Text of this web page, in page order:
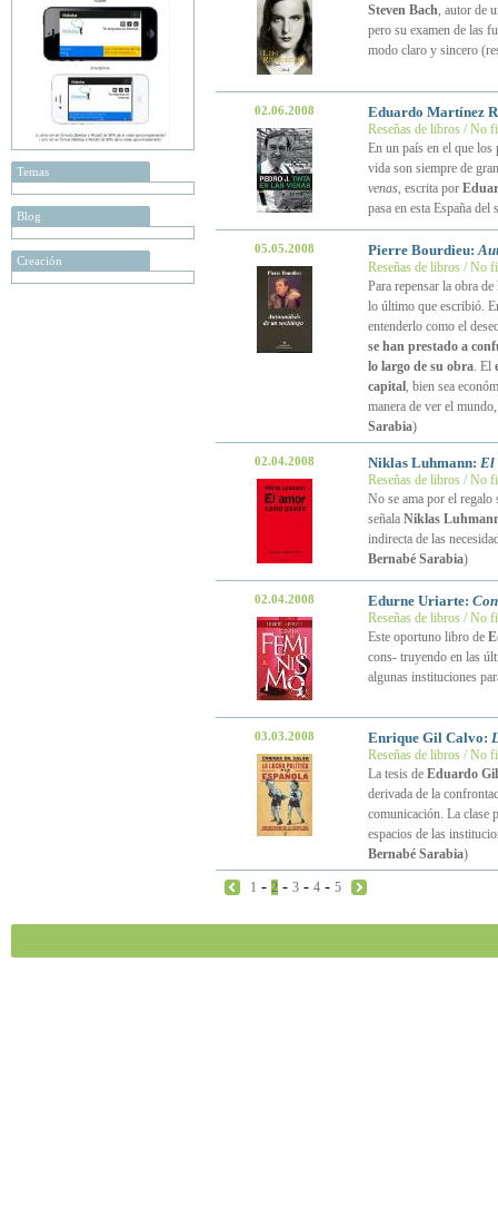
Temas
Blog
Creación
Steven Bach, autor de
pero su examen de las
modo claro y sincero
02.06.2008 Eduardo Martínez
Reseñas de libros / No
En un país en el que los
vida son siempre de
venas, escrita por
pasa en esta España
05.05.2008 Pierre Bourdieu:
Reseñas de libros / No
Para repensar la obra de
lo último que escribió.
entenderlo como el
se han prestado a
lo largo de su obra. El
capital, bien sea
manera de ver el
Sarabia)
02.04.2008 Niklas Luhmann: El
Reseñas de libros / No
No se ama por el
señala Niklas
indirecta de las
Bernabé Sarabia)
02.04.2008 Edurne Uriarte:
Reseñas de libros / No
Este oportuno libro de
cons- truyendo en las
algunas instituciones
03.03.2008 Enrique Gil Calvo:
Reseñas de libros / No
La tesis de Eduardo
derivada de la
comunicación. La clase
espacios de las
Bernabé Sarabia)
1 - 2 - 3 - 4 - 5